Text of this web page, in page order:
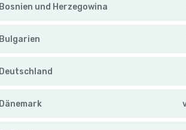
Bosnien und Herzegowina
Bulgarien
Deutschland
Dänemark